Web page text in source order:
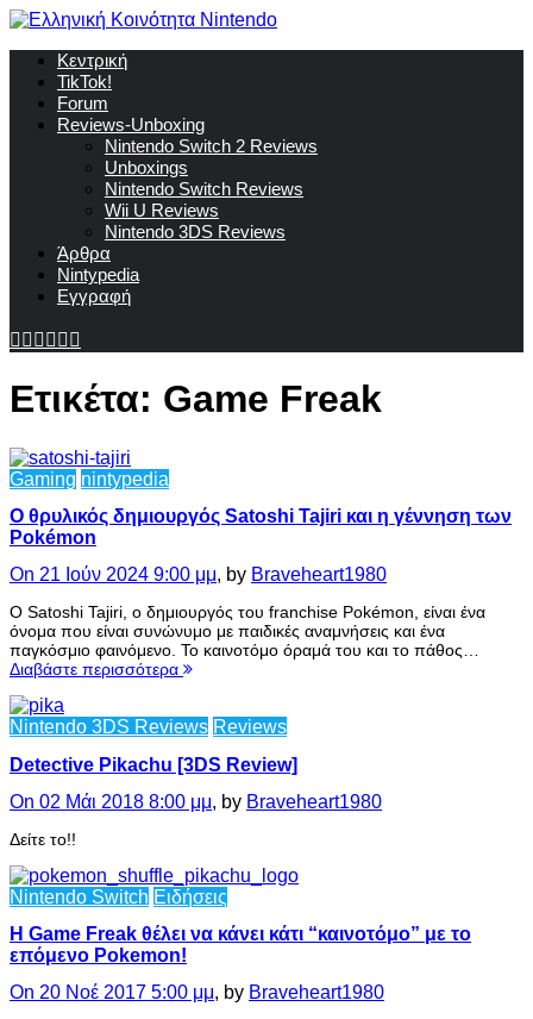
Κεντρική
TikTok!
Forum
Reviews-Unboxing
Nintendo Switch 2 Reviews
Unboxings
Nintendo Switch Reviews
Wii U Reviews
Nintendo 3DS Reviews
Άρθρα
Nintypedia
Εγγραφή
Ετικέτα: Game Freak
Gaming nintypedia
Ο θρυλικός δημιουργός Satoshi Tajiri και η γέννηση των
Pokémon
On 21 Ιούν 2024 9:00 μμ, by Braveheart1980
Ο Satoshi Tajiri, ο δημιουργός του franchise Pokémon, είναι ένα
όνομα που είναι συνώνυμο με παιδικές αναμνήσεις και ένα
παγκόσμιο φαινόμενο. Το καινοτόμο όραμά του και το πάθος…
Διαβάστε περισσότερα
Nintendo 3DS Reviews Reviews
Detective Pikachu [3DS Review]
On 02 Μάι 2018 8:00 μμ, by Braveheart1980
Δείτε το!!
Nintendo Switch Ειδήσεις
H Game Freak θέλει να κάνει κάτι “καινοτόμο” με το
επόμενο Pokemon!
On 20 Νοέ 2017 5:00 μμ, by Braveheart1980